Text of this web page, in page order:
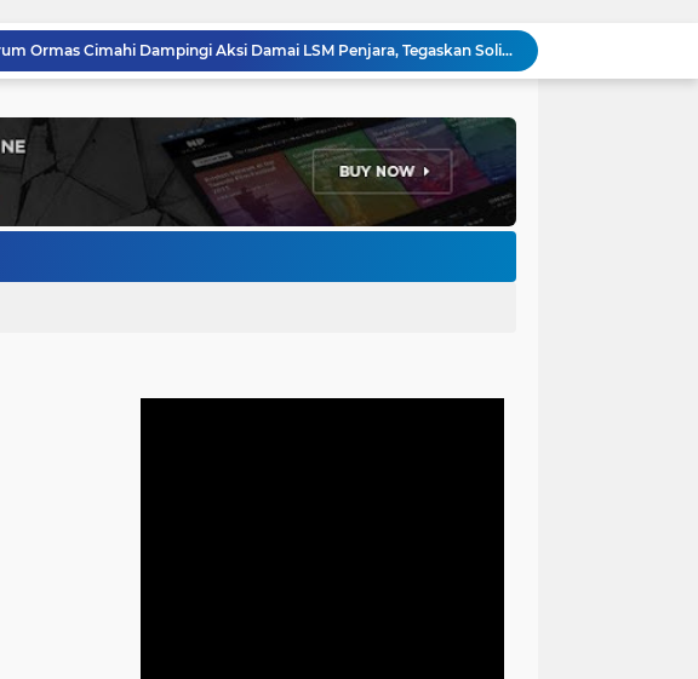
Perkuat Keamanan Lingkungan, Bhabinkamtibmas Baros Gelar Pembinaan Siskamling di RW 06
Ribuan Buruh Cimahi Demo Tolak Pajak Progresif, DPRD Rekomendasikan 4 Tuntutan ke Presiden dan DPR RI
Jemput Bola Disdukcapil Cimahi, Wali Kota Ngatiyana Serahkan 771 Dokumen Baru untuk Warga Terdampak Ganti Nama Jalan
Adhitia Yudistira: APBD Adalah Instrumen Kesejahteraan, Bukan Sekadar Catatan Angka
LSM Penjara Demo di Depan Pemkot, Tuntut Batalkan Hibah Gedung dan Hentikan Tindakan Sewenang-wenang